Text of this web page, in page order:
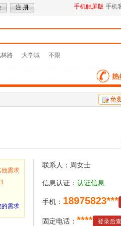
手机触屏版 手机
路 大学城 不限
他需求
的需求
联系人：周女士
信息认证： 认证信息
手机： 18975823***
固定电话： **** 登录后